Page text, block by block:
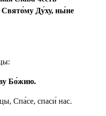
Ду́ху, ны́не
Бо́жию.
Спа́се, спаси́ нас.